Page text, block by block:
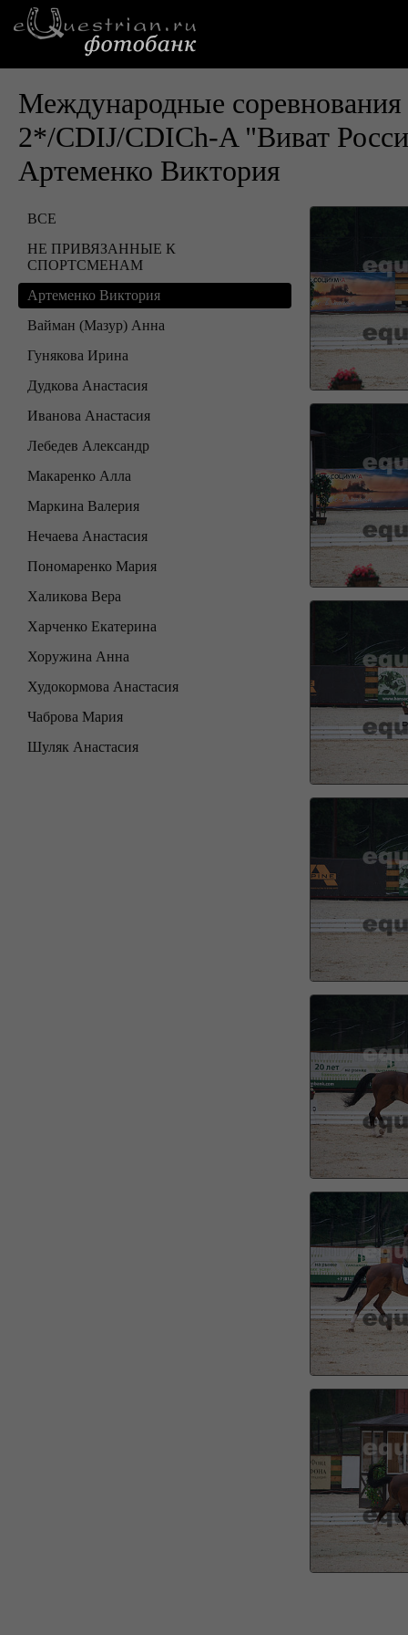
Международные
2*/CDIJ/CDICh-A "Виват
Артеменко Виктория
ВСЕ
НЕ ПРИВЯЗАННЫЕ К
СПОРТСМЕНАМ
Артеменко Виктория
Вайман (Мазур) Анна
Гунякова Ирина
Дудкова Анастасия
Иванова Анастасия
Лебедев Александр
Макаренко Алла
Маркина Валерия
Нечаева Анастасия
Пономаренко Мария
Халикова Вера
Харченко Екатерина
Хоружина Анна
Худокормова Анастасия
Чаброва Мария
Шуляк Анастасия